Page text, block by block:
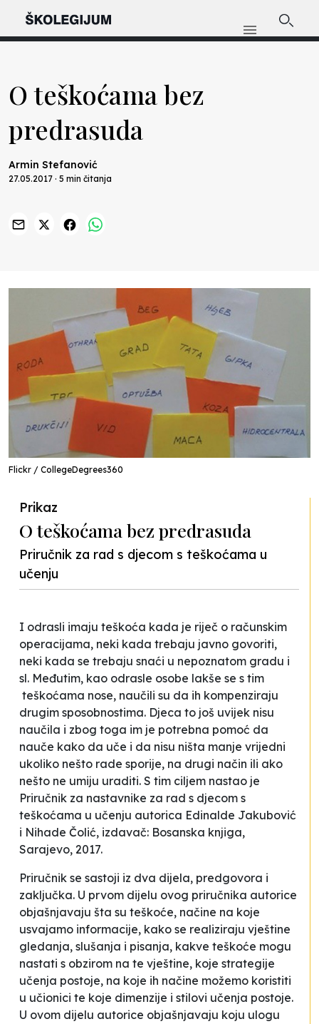
O teškoćama bez
predrasuda
Armin Stefanović
27.05.2017 · 5 min čitanja
Flickr / CollegeDegrees360
Prikaz
O teškoćama bez predrasuda
Priručnik za rad s djecom s teškoćama u
učenju
I odrasli imaju teškoća kada je riječ o računskim
operacijama, neki kada trebaju javno govoriti,
neki kada se trebaju snaći u nepoznatom gradu i
sl. Međutim, kao odrasle osobe lakše se s tim
teškoćama nose, naučili su da ih kompenziraju
drugim sposobnostima. Djeca to još uvijek nisu
naučila i zbog toga im je potrebna pomoć da
nauče kako da uče i da nisu ništa manje vrijedni
ukoliko nešto rade sporije, na drugi način ili ako
nešto ne umiju uraditi. S tim ciljem nastao je
Priručnik za nastavnike za rad s djecom s
teškoćama u učenju autorica Edinalde Jakubović
i Nihade Čolić, izdavač: Bosanska knjiga,
Sarajevo, 2017.
Priručnik se sastoji iz dva dijela, predgovora i
zaključka. U prvom dijelu ovog priručnika autorice
objašnjavaju šta su teškoće, načine na koje
usvajamo informacije, kako se realiziraju vještine
gledanja, slušanja i pisanja, kakve teškoće mogu
nastati s obzirom na te vještine, koje strategije
učenja postoje, na koje ih načine možemo koristiti
u učionici te koje dimenzije i stilovi učenja postoje.
U ovom dijelu autorice objašnjavaju koju ulogu